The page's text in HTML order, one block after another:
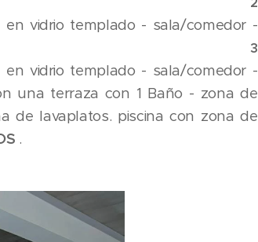
vidrio templado - sala/comedor -
de lavandería.
3
vidrio templado - sala/comedor -
una terraza con 1 Baño - zona de
de lavaplatos. piscina con zona de
.